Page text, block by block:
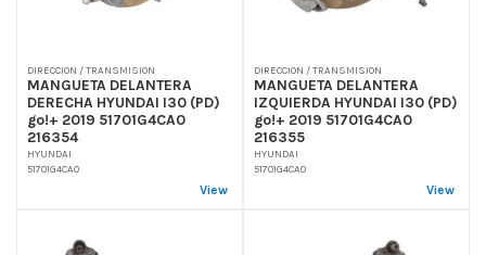
DIRECCION / TRANSMISION
MANGUETA DELANTERA
DERECHA HYUNDAI I30 (PD)
go!+ 2019 51701G4CA0
216354
HYUNDAI
51701G4CA0
View
DIRECCION / TRANSMISION
MANGUETA DELANTERA
IZQUIERDA HYUNDAI I30 (PD)
go!+ 2019 51701G4CA0
216355
HYUNDAI
51701G4CA0
View